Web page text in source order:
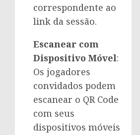
correspondente ao
link da sessão.
Escanear com
Dispositivo Móvel:
Os jogadores
convidados podem
escanear o QR Code
com seus
dispositivos móveis